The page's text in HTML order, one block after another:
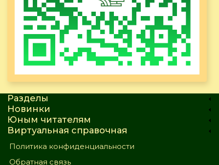
Разделы
Новинки
Юным читателям
Виртуальная справочная
Политика конфиденциальности
Обратная связь